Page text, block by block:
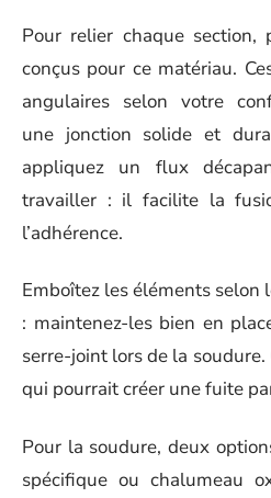
Pour relier chaque section,
conçus pour ce matériau.
angulaires selon votre
une jonction solide et
appliquez un flux
travailler : il facilite la
l’adhérence.
Emboîtez les éléments selon
: maintenez-les bien en
serre-joint lors de la
qui pourrait créer une fuite
Pour la soudure, deux
spécifique ou chalumeau